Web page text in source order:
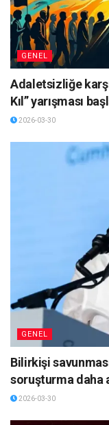
GENEL
Adaletsizliğe
Kıl” yarışması
2026-03-30
GENEL
Bilirkişi
soruşturma daha
2026-03-30